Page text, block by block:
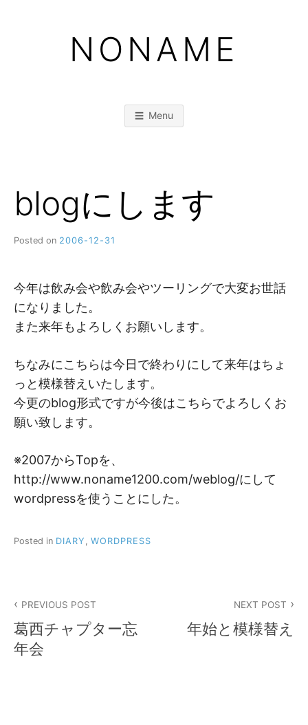
NONAME
Menu
blogにします
Posted on 2006-12-31
M
今年は飲み会や飲み会やツーリングで大変お世話
になりました。
また来年もよろしくお願いします。
ちなみにこちらは今日で終わりにして来年はちょ
っと模様替えいたします。
今更のblog形式ですが今後はこちらでよろしくお
願い致します。
※2007からTopを、
http://www.noname1200.com/weblog/にして
wordpressを使うことにした。
Posted in DIARY WORDPRESS
稿
ナ
PREVIOUS POST
葛西チャプター忘
年会
NEXT POST
年始と模様替え